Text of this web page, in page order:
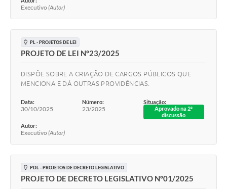
Executivo (Autor)
PL - PROJETOS DE LEI
PROJETO DE LEI Nº23/2025
DISPÕE SOBRE A CRIAÇÃO DE CARGOS PÚBLICOS QUE
MENCIONA E DÁ OUTRAS PROVIDÊNCIAS.
Data:
30/10/2025
Número:
23/2025
Situação:
Aprovado na 2ª
discussão
Autor:
Executivo (Autor)
PDL - PROJETOS DE DECRETO LEGISLATIVO
PROJETO DE DECRETO LEGISLATIVO Nº01/2025